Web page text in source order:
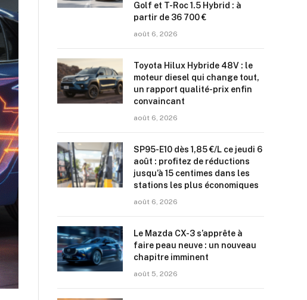
Golf et T-Roc 1.5 Hybrid : à
partir de 36 700 €
août 6, 2026
Toyota Hilux Hybride 48V : le
moteur diesel qui change tout,
un rapport qualité-prix enfin
convaincant
août 6, 2026
SP95-E10 dès 1,85 €/L ce jeudi 6
août : profitez de réductions
jusqu’à 15 centimes dans les
stations les plus économiques
août 6, 2026
Le Mazda CX-3 s’apprête à
faire peau neuve : un nouveau
chapitre imminent
août 5, 2026